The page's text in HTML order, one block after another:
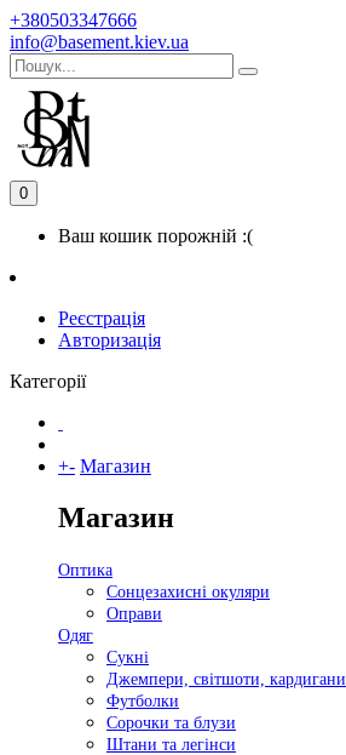
+380503347666
info@basement.kiev.ua
0
Ваш кошик порожній :(
Реєстрація
Авторизація
Категорії
+- Магазин
Магазин
Оптика
Сонцезахисні окуляри
Оправи
Одяг
Сукні
Джемпери, світшоти, кардигани
Футболки
Сорочки та блузи
Штани та легінси